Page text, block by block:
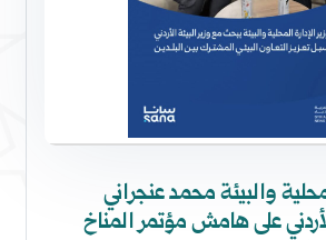
والبيئة محمد عنجراني
على هامش مؤتمر المناخ